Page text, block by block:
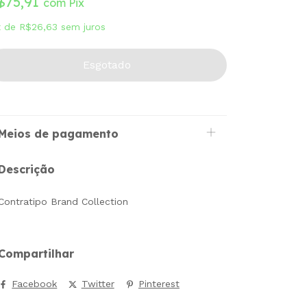
com Pix
de R$26,63 sem juros
de pagamento
Brand Collection
Facebook Twitter Pinterest